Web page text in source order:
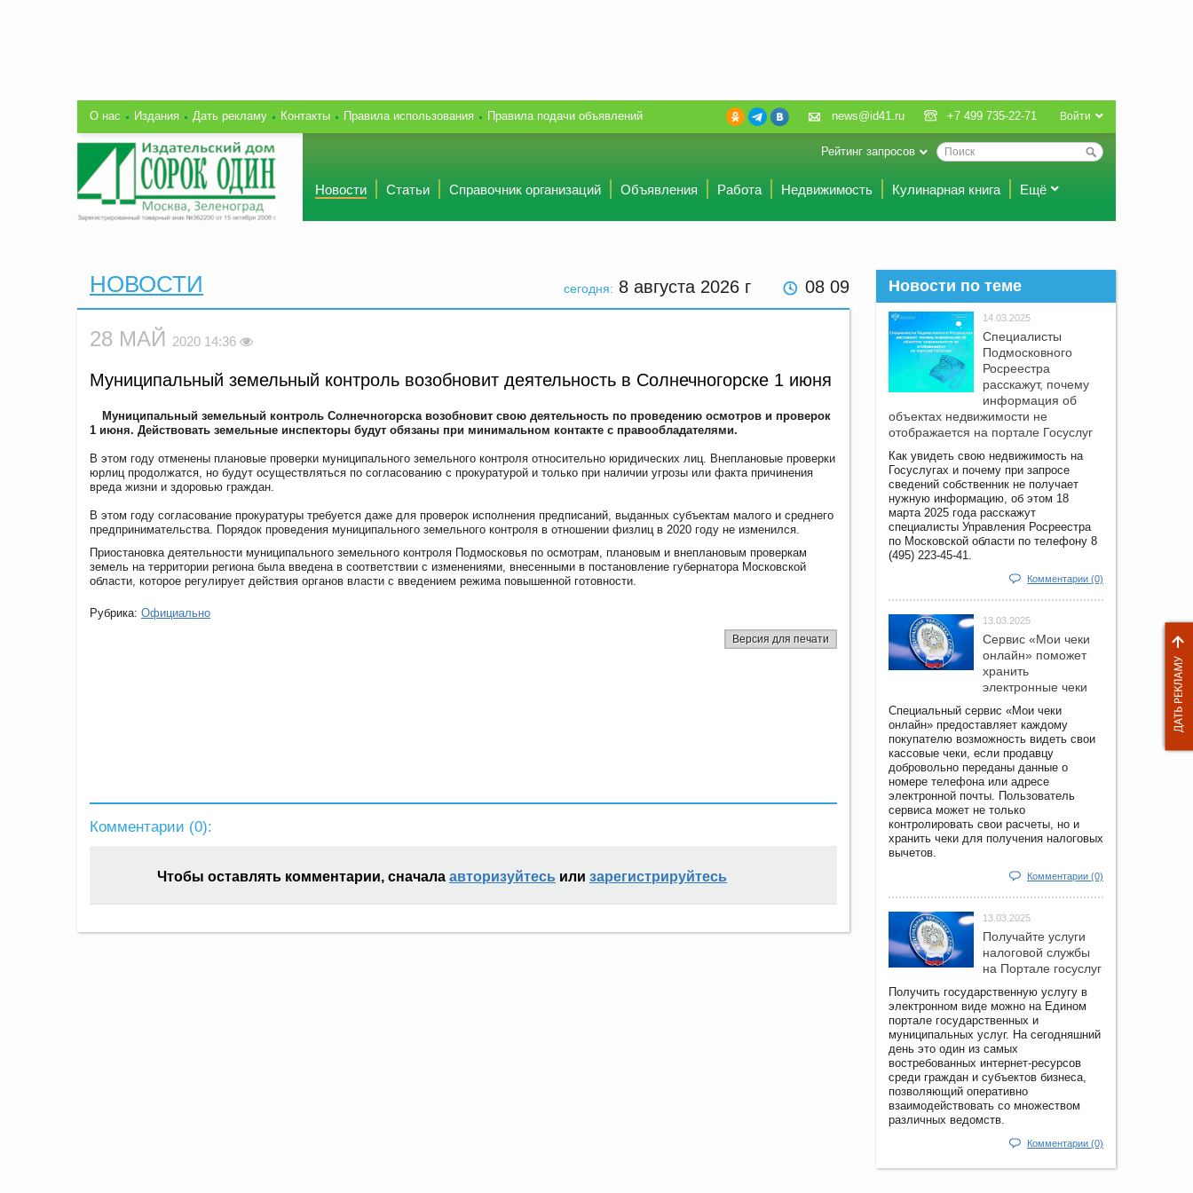
О нас Издания Дать рекламу Контакты Правила использования Правила подачи объявлений Войти
news@id41.ru +7 499 735-22-71
Рейтинг запросов
Новости Статьи Справочник организаций Объявления Работа Недвижимость Кулинарная книга Ещё
сегодня: 8 августа 2026 г 08:09
НОВОСТИ
28 МАЙ 2020 14:36
Муниципальный земельный контроль возобновит деятельность в Солнечногорске 1 июня
Муниципальный земельный контроль Солнечногорска возобновит свою деятельность по проведению осмотров и проверок
1 июня. Действовать земельные инспекторы будут обязаны при минимальном контакте с правообладателями.
В этом году отменены плановые проверки муниципального земельного контроля относительно юридических лиц. Внеплановые проверки
юрлиц продолжатся, но будут осуществляться по согласованию с прокуратурой и только при наличии угрозы или факта причинения
вреда жизни и здоровью граждан.
В этом году согласование прокуратуры требуется даже для проверок исполнения предписаний, выданных субъектам малого и среднего
предпринимательства. Порядок проведения муниципального земельного контроля в отношении физлиц в 2020 году не изменился.
Приостановка деятельности муниципального земельного контроля Подмосковья по осмотрам, плановым и внеплановым проверкам
земель на территории региона была введена в соответствии с изменениями, внесенными в постановление губернатора Московской
области, которое регулирует действия органов власти с введением режима повышенной готовности.
Рубрика: Официально
Версия для печати
Комментарии (0):
Чтобы оставлять комментарии, сначала авторизуйтесь или зарегистрируйтесь
Новости по теме
14.03.2025
Специалисты
Подмосковного
Росреестра
расскажут, почему
информация об
объектах недвижимости не
отображается на портале Госуслуг
Как увидеть свою недвижимость на
Госуслугах и почему при запросе
сведений собственник не получает
нужную информацию, об этом 18
марта 2025 года расскажут
специалисты Управления Росреестра
по Московской области по телефону 8
(495) 223-45-41.
Комментарии (0)
13.03.2025
Сервис «Мои чеки
онлайн» поможет
хранить
электронные чеки
Специальный сервис «Мои чеки
онлайн» предоставляет каждому
покупателю возможность видеть свои
кассовые чеки, если продавцу
добровольно переданы данные о
номере телефона или адресе
электронной почты. Пользователь
сервиса может не только
контролировать свои расчеты, но и
хранить чеки для получения налоговых
вычетов.
Комментарии (0)
13.03.2025
Получайте услуги
налоговой службы
на Портале госyслуг
Получить государственную услугу в
электронном виде можно на Едином
портале государственных и
муниципальных услуг. На сегодняшний
день это один из самых
востребованных интернет-ресурсов
среди граждан и субъектов бизнеса,
позволяющий оперативно
взаимодействовать со множеством
различных ведомств.
Комментарии (0)